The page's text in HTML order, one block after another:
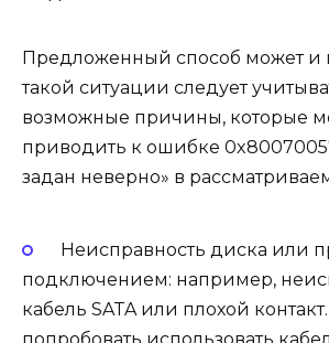
Предложенный способ может и
такой ситуации следует
возможные причины, которые
приводить к ошибке
задан неверно» в
Неисправность диска или
подключением: например,
кабель SATA или плохой